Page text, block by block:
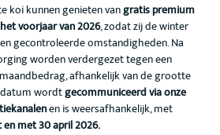
koi kunnen genieten vangratis premium
voorjaar van 2026, zodat zij de winter
gecontroleerde omstandigheden. Na
worden verdergezet tegen een
afhankelijk van de grootte
wordtgecommuniceerd via onze
en is weersafhankelijk, met
met 30 april 2026.